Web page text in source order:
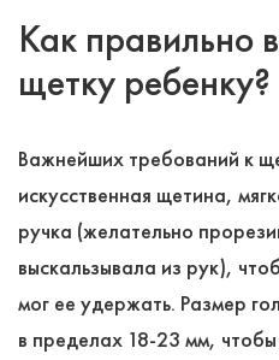
Как правильно
щетку ребенку?
Важнейших требований к
искусственная щетина,
ручка (желательно
выскальзывала из рук),
мог ее удержать. Размер
в пределах 18-23 мм,